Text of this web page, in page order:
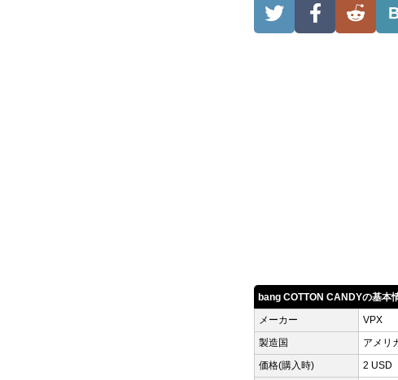
bang COTTON CANDYの基本
メーカー
VPX
製造国
アメリ
価格(購入時)
2 USD